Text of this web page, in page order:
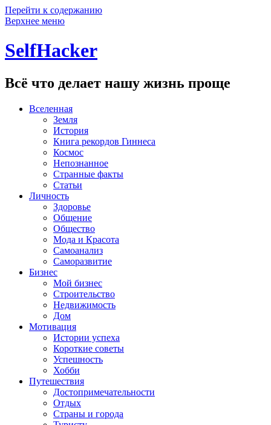
Перейти к содержанию
Верхнее меню
SelfHacker
Всё что делает нашу жизнь проще
Вселенная
Земля
История
Книга рекордов Гиннеса
Космос
Непознанное
Странные факты
Статьи
Личность
Здоровье
Общение
Общество
Мода и Красота
Самоанализ
Саморазвитие
Бизнес
Мой бизнес
Строительство
Недвижимость
Дом
Мотивация
Истории успеха
Короткие советы
Успешность
Хобби
Путешествия
Достопримечательности
Отдых
Страны и города